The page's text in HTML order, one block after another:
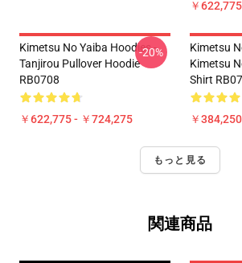
￥
Kimetsu No Yaiba Hoodies -
Tanjirou Pullover Hoodie
RB0708
￥622,775 - ￥724,275
-20%
Kimetsu
Kimetsu
Shirt
￥
もっと見る
関連商品